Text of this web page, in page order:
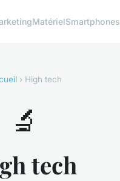
MatérielSmartphones
› High tech
🔬
tech